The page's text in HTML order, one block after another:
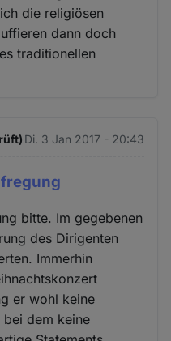
die religiösen
dann doch
traditionellen
Di. 3 Jan 2017 - 20:43
bitte. Im gegebenen
des Dirigenten
Immerhin
er wohl keine
dem keine